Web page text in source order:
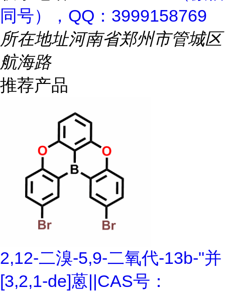
同号），QQ：3999158769
所在地址河南省郑州市管城区
航海路
推荐产品
2,12-二溴-5,9-二氧代-13b-"并
[3,2,1-de]蒽||CAS号：